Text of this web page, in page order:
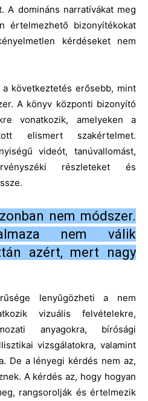
A domináns narratívákat meg
értelmezhető bizonyítékokat
kérdéseket nem
következtetés erősebb, mint
A könyv központi bizonyító
vonatkozik, amelyeken a
elismert szakértelmet.
videót, tanúvallomást,
részleteket és
nem módszer.
nem válik
azért, mert nagy
lenyűgözheti a nem
vizuális felvételekre,
anyagokra, bírósági
vizsgálatokra, valamint
De a lényegi kérdés nem az,
A kérdés az, hogy hogyan
rangsorolják és értelmezik